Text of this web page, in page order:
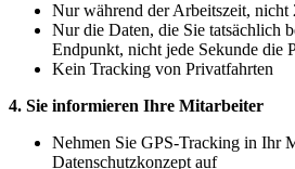
Nur während der Arbeitszeit, nicht
Nur die Daten, die Sie tatsächlich
Endpunkt, nicht jede Sekunde die
Kein Tracking von Privatfahrten
4. Sie informieren Ihre Mitarbeiter
Nehmen Sie GPS-Tracking in Ihr
Datenschutzkonzept auf